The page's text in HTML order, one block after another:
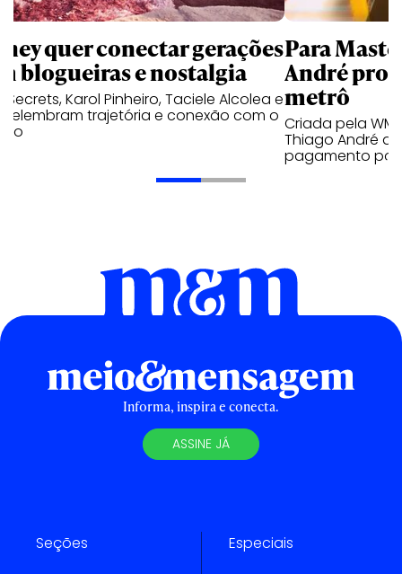
quer conectar gerações
blogueiras e nostalgia
Secrets, Karol Pinheiro, Taciele Alcolea e
relembram trajetória e conexão com o
Para
André
metrô
Criada pela
Thiago André
pagamento por
Informa, inspira e conecta.
ASSINE JÁ
Seções Especiais